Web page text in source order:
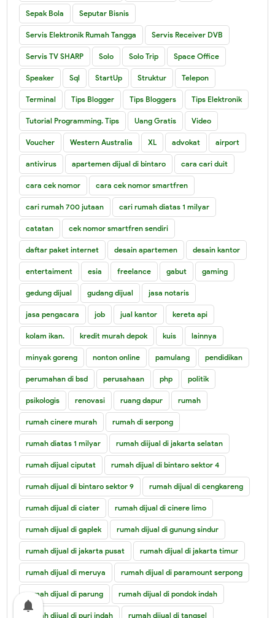
Sepak Bola Seputar Bisnis
Servis Elektronik Rumah Tangga Servis Receiver DVB
Servis TV SHARP Solo Solo Trip Space Office
Speaker Sql StartUp Struktur Telepon
Terminal Tips Blogger Tips Bloggers Tips Elektronik
Tutorial Programming. Tips Uang Gratis Video
Voucher Western Australia XL advokat airport
antivirus apartemen dijual di bintaro cara cari duit
cara cek nomor cara cek nomor smartfren
cari rumah 700 jutaan cari rumah diatas 1 milyar
catatan cek nomor smartfren sendiri
daftar paket internet desain apartemen desain kantor
entertaiment esia freelance gabut gaming
gedung dijual gudang dijual jasa notaris
jasa pengacara job jual kantor kereta api
kolam ikan. kredit murah depok kuis lainnya
minyak goreng nonton online pamulang pendidikan
perumahan di bsd perusahaan php politik
psikologis renovasi ruang dapur rumah
rumah cinere murah rumah di serpong
rumah diatas 1 milyar rumah diijual di jakarta selatan
rumah dijual ciputat rumah dijual di bintaro sektor 4
rumah dijual di bintaro sektor 9 rumah dijual di cengkareng
rumah dijual di ciater rumah dijual di cinere limo
rumah dijual di gaplek rumah dijual di gunung sindur
rumah dijual di jakarta pusat rumah dijual di jakarta timur
rumah dijual di meruya rumah dijual di paramount serpong
rumah dijual di parung rumah dijual di pondok indah
rumah dijual di puri indah rumah dijual di tangsel
notifications